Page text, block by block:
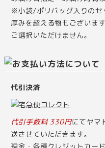
※小袋/ポリバッグ入りのセ
厚みを超える物もございま
ご選択いただけません。
代引決済
代引手数料 330円にてヤマ
送させていただきます。